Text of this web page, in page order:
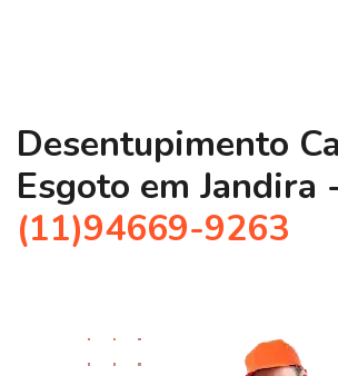
Desentupimento
Esgoto em Jandira
(11)94669-9263